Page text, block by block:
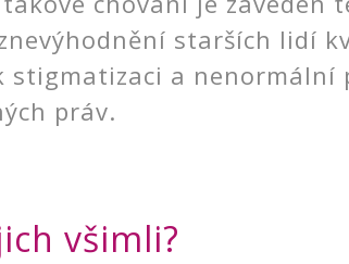
starších lidí
stigmatizaci a nenormální
práv.
všimli?